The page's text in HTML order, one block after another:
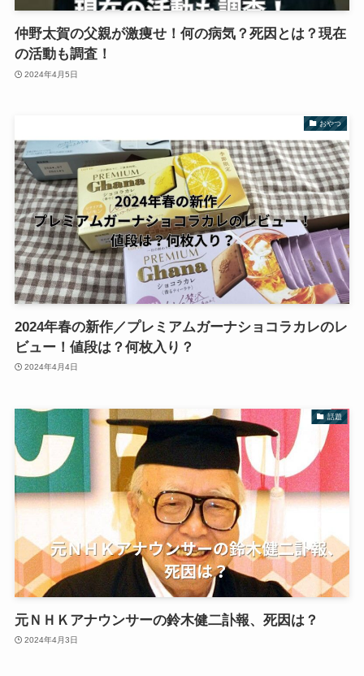
仲野太賀の父親が激痩せ！何の病気？死因とは？現在
の活動も調査！
2024年4月5日
おやつ
2024年春の新作／プレミアムガーナショコラカレのレ
ビュー！値段は？何枚入り？
2024年4月4日
話題
元ＮＨＫアナウンサーの鈴木健二訃報、死因は？
2024年4月3日